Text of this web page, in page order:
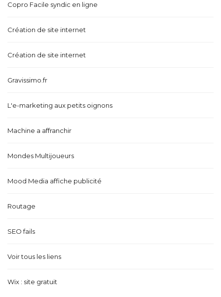
Copro Facile syndic en ligne
Création de site internet
Création de site internet
Gravissimo.fr
L'e-marketing aux petits oignons
Machine a affranchir
Mondes Multijoueurs
Mood Media affiche publicité
Routage
SEO fails
Voir tous les liens
Wix : site gratuit